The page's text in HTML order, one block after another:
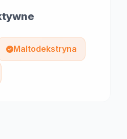
Maltodekstryna